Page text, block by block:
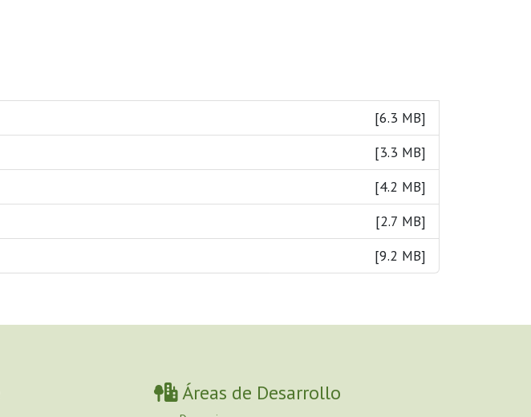
[6.3 MB]
[3.3 MB]
[4.2 MB]
[2.7 MB]
[9.2 MB]
Áreas de Desarrollo